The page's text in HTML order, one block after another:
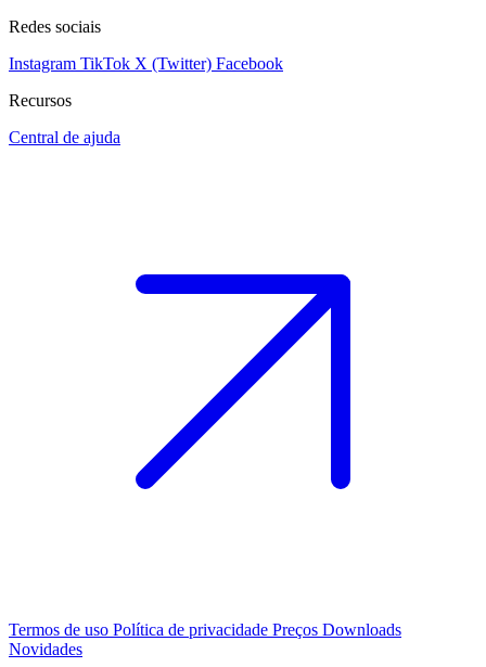
Redes sociais
Instagram TikTok X (Twitter) Facebook
Recursos
Central de ajuda
Termos de uso Política de privacidade Preços Downloads
Novidades